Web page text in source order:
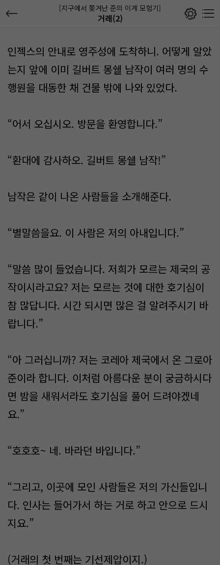
[지구에서 쫒겨난 준의 이계 모험기]
거래(2)
인젝스의 안내로 영주성에 도착하니. 어떻게 알았
는지 앞에 이미 길버트 몽쉘 남작이 여러 명의 수
행원을 대동한 채 건물 밖에 나와 있었다.
“어서 오십시오. 방문을 환영합니다.”
“환대에 감사하오. 길버트 몽쉘 남작!”
남작은 같이 나온 사람들을 소개해준다.
“별말씀을요. 이 사람은 저의 아내입니다.”
“말씀 많이 들었습니다. 저희가 모르는 제국의 공
작이시라고요? 저는 모르는 것에 대한 호기심이
참 많답니다. 시간 되시면 많은 걸 알려주시기 바
랍니다.”
“아 그러십니까? 저는 코레아 제국에서 온 그로아
준이라 합니다. 이처럼 아름다운 분이 궁금하시다
면 밤을 새워서라도 호기심을 풀어 드려야겠네
요.”
“호호호~ 네. 바라던 바입니다.”
“그리고, 이곳에 모인 사람들은 저의 가신들입니
다. 인사는 들어가서 하는 거로 하고 안으로 드시
지요.”
(거래의 첫 번째는 기선제압이지.)